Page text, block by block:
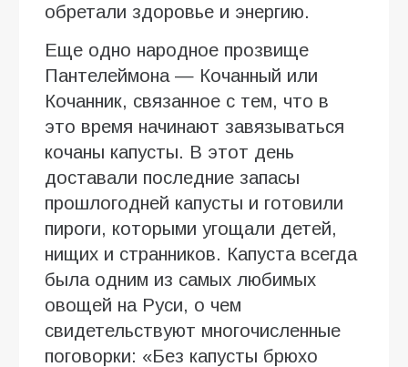
обретали здоровье и энергию.
Еще одно народное прозвище
Пантелеймона — Кочанный или
Кочанник, связанное с тем, что в
это время начинают завязываться
кочаны капусты. В этот день
доставали последние запасы
прошлогодней капусты и готовили
пироги, которыми угощали детей,
нищих и странников. Капуста всегда
была одним из самых любимых
овощей на Руси, о чем
свидетельствуют многочисленные
поговорки: «Без капусты брюхо